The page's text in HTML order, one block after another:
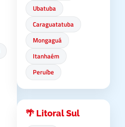
Ubatuba
Caraguatatuba
Mongaguá
Itanhaém
Peruíbe
🌴 Litoral Sul